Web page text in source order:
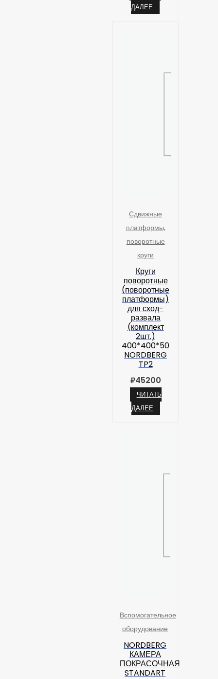
ДАЛЕЕ
Сдвижные
платформы,
поворотные
круги
Круги
поворотные
(поворотные
платформы)
для сход-
развала
(комплект
2шт.)
400*400*50
NORDBERG
TP2
₽45200
ЧИТАТЬ
ДАЛЕЕ
Вспомогательное
оборудование
NORDBERG
КАМЕРА
ПОКРАСОЧНАЯ
STANDART